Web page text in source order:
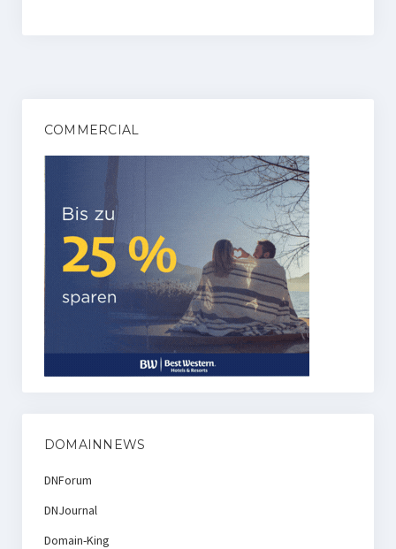
COMMERCIAL
DOMAINNEWS
DNForum
DNJournal
Domain-King